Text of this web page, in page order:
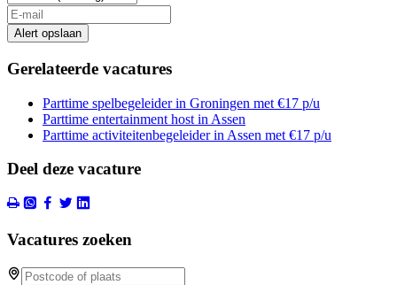
Alert opslaan
Gerelateerde vacatures
Parttime spelbegeleider in Groningen met €17 p/u
Parttime entertainment host in Assen
Parttime activiteitenbegeleider in Assen met €17 p/u
Deel deze vacature
Vacatures zoeken